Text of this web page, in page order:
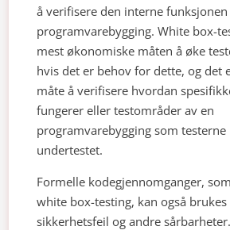
å verifisere den interne
programvarebygging. White box-
mest økonomiske måten å øke
hvis det er behov for dette, og det
måte å verifisere hvordan
fungerer eller testområder av en
programvarebygging som
undertestet.
Formelle kodegjennomganger,
white box-testing, kan også
sikkerhetsfeil og andre